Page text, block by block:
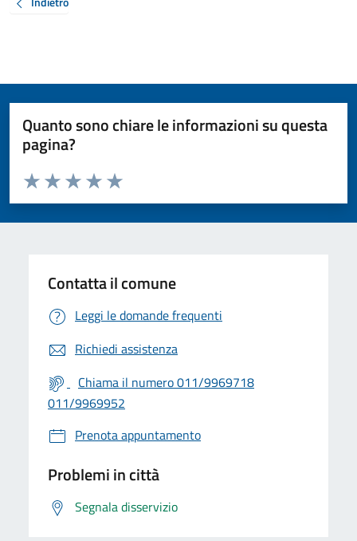
Quanto sono chiare le informazioni su questa
pagina?
Valuta da 1 a 5 stelle la pagina
Valuta 5 stelle su 5
Valuta 4 stelle su 5
Valuta 3 stelle su 5
Valuta 2 stelle su 5
Valuta 1 stelle su 5
Contatta il comune
Leggi le domande frequenti
Richiedi assistenza
Chiama il numero 011/9969718
011/9969952
Prenota appuntamento
Problemi in città
Segnala disservizio